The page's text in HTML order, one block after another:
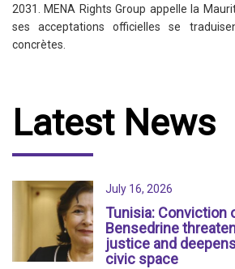
2031. MENA Rights Group appelle la
ses acceptations officielles se
concrètes.
Latest News
July 16, 2026
Tunisia: Conviction
Bensedrine
justice and
civic space